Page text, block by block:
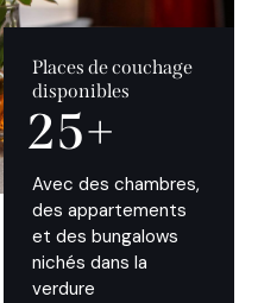
Places de couchage
disponibles
25+
Avec des chambres,
des appartements
et des bungalows
nichés dans la
verdure